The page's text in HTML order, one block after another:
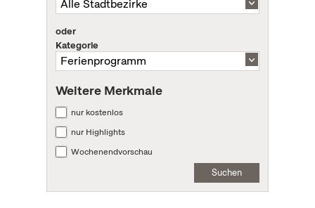
oder
Kategorie
Weitere Merkmale
nur kostenlos
nur Highlights
Wochenendvorschau
Suchen